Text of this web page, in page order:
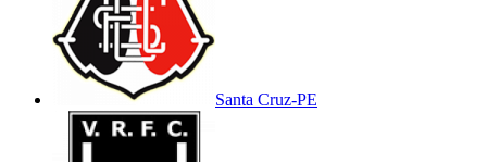
Santa Cruz-PE